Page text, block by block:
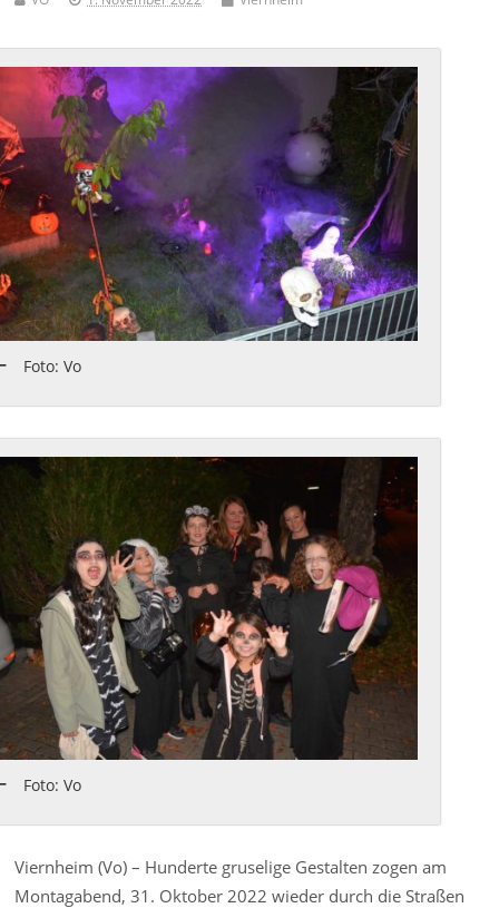
Foto: Vo
Foto: Vo
Viernheim (Vo) – Hunderte gruselige Gestalten zogen am
Montagabend, 31. Oktober 2022 wieder durch die Straßen